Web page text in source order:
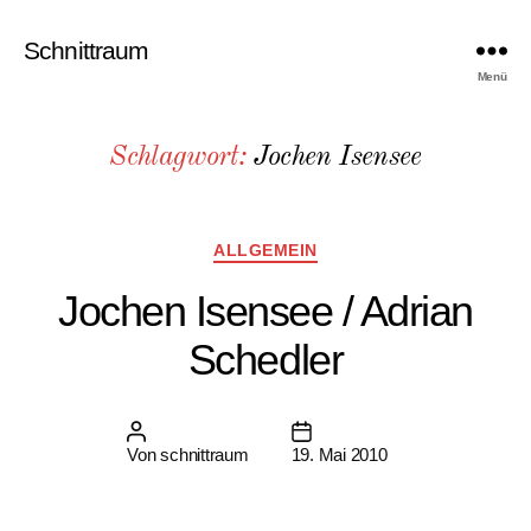
Schnittraum
Menü
Schlagwort: Jochen Isensee
Kategorien
ALLGEMEIN
Jochen Isensee / Adrian
Schedler
Beitragsautor
Vonschnittraum
19. Mai 2010